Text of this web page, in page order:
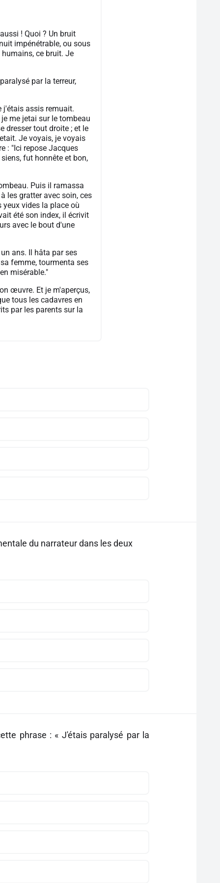
! Quoi ? Un bruit
impénétrable, ou sous
ce bruit. Je
par la terreur,
j'étais assis remuait.
me jetai sur le tombeau
dresser tout droite ; et le
Je voyais, je voyais
: "Ici repose Jacques
fut honnête et bon,
Puis il ramassa
les gratter avec soin, ces
vides la place où
été son index, il écrivit
avec le bout d'une
ans. Il hâta par ses
femme, tourmenta ses
misérable."
œuvre. Et je m'aperçus,
tous les cadavres en
par les parents sur la
du narrateur dans les deux
phrase : « J'étais paralysé par la